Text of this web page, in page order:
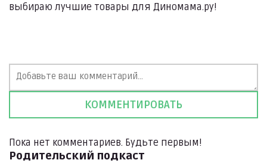
выбираю лучшие товары для Диномама.ру!
Пока нет комментариев. Будьте первым!
Родительский подкаст